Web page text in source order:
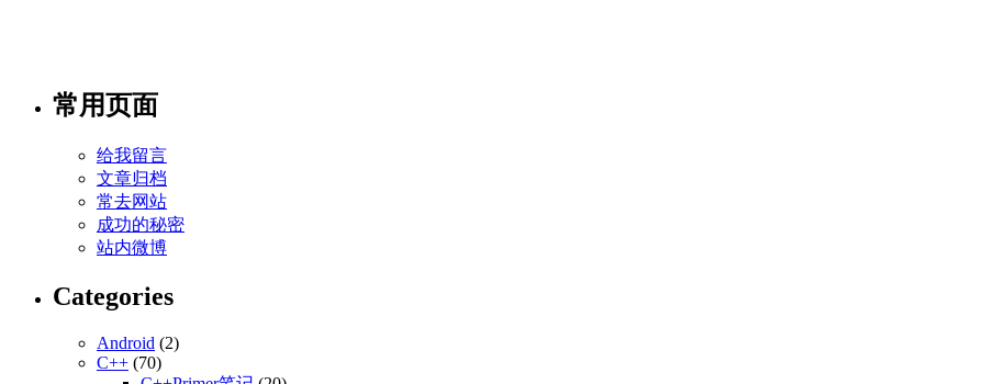
常用页面
给我留言
文章归档
常去网站
成功的秘密
站内微博
Categories
Android (2)
C++ (70)